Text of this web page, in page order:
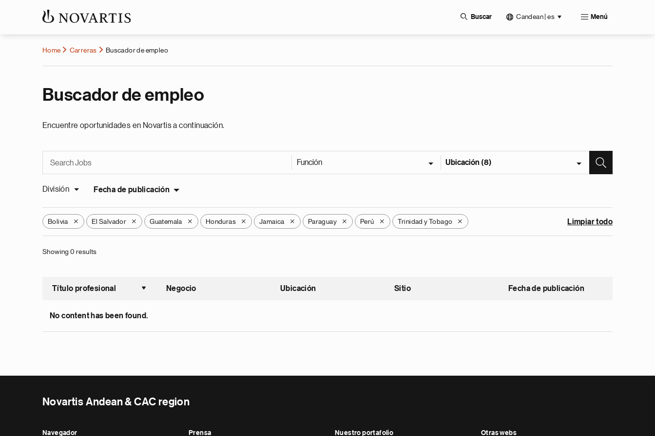
Buscar Candean | es Menú
Home Carreras Buscador de empleo
Buscador de empleo
Encuentre oportunidades en Novartis a continuación.
Función Ubicación (8)
División Fecha de publicación
Bolivia X El Salvador X Guatemala X Honduras X Jamaica X Paraguay X Perú X Trinidad y Tobago X Limpiar todo
Showing 0 results
Título profesional
Ordenar ascendente
Negocio Ubicación Sitio Fecha de publicación
No content has been found.
Novartis Andean & CAC region
Navegador Prensa Nuestro portafolio Otras webs